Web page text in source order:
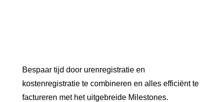
Bespaar tijd door urenregistratie en
kostenregistratie te combineren en alles efficiënt te
factureren met het uitgebreide Milestones.